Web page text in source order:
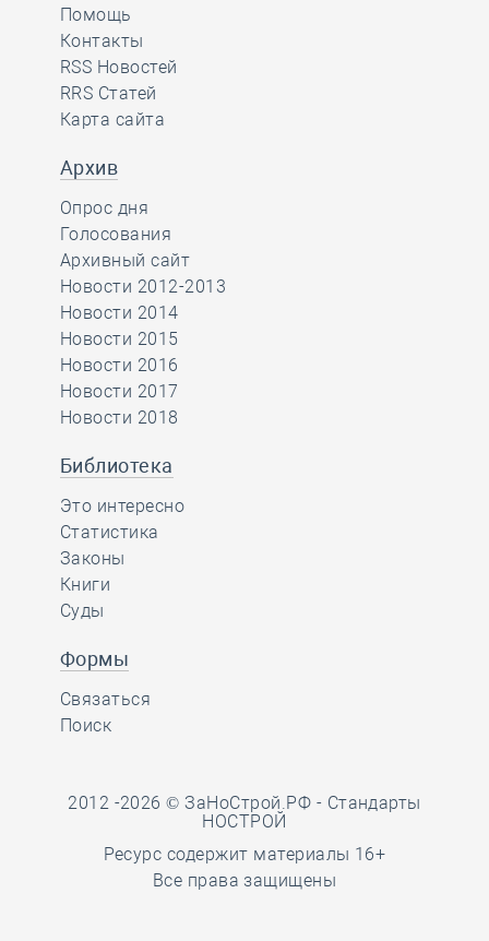
Помощь
Контакты
RSS Новостей
RRS Статей
Карта сайта
Архив
Опрос дня
Голосования
Архивный сайт
Новости 2012-2013
Новости 2014
Новости 2015
Новости 2016
Новости 2017
Новости 2018
Библиотека
Это интересно
Статистика
Законы
Книги
Суды
Формы
Связаться
Поиск
2012 -2026 © ЗаНоСтрой.РФ - Стандарты
НОСТРОЙ
Ресурс содержит материалы 16+
Все права защищены